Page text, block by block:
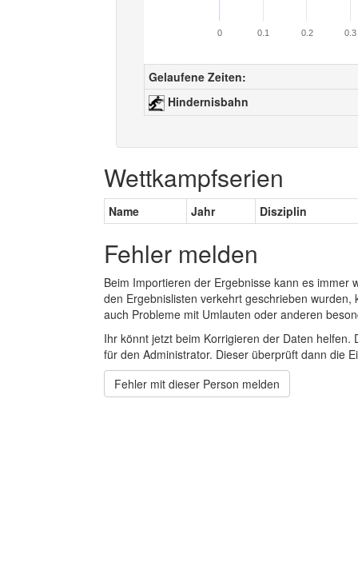
0 0.1 0.2 0.3
Gelaufene Zeiten:
Hindernisbahn
Wettkampfserien
Name Jahr Disziplin
Fehler melden
Beim Importieren der Ergebnisse kann es
den Ergebnislisten verkehrt geschrieben
auch Probleme mit Umlauten oder anderen
Ihr könnt jetzt beim Korrigieren der Daten
für den Administrator. Dieser überprüft dann die
Fehler mit dieser Person melden